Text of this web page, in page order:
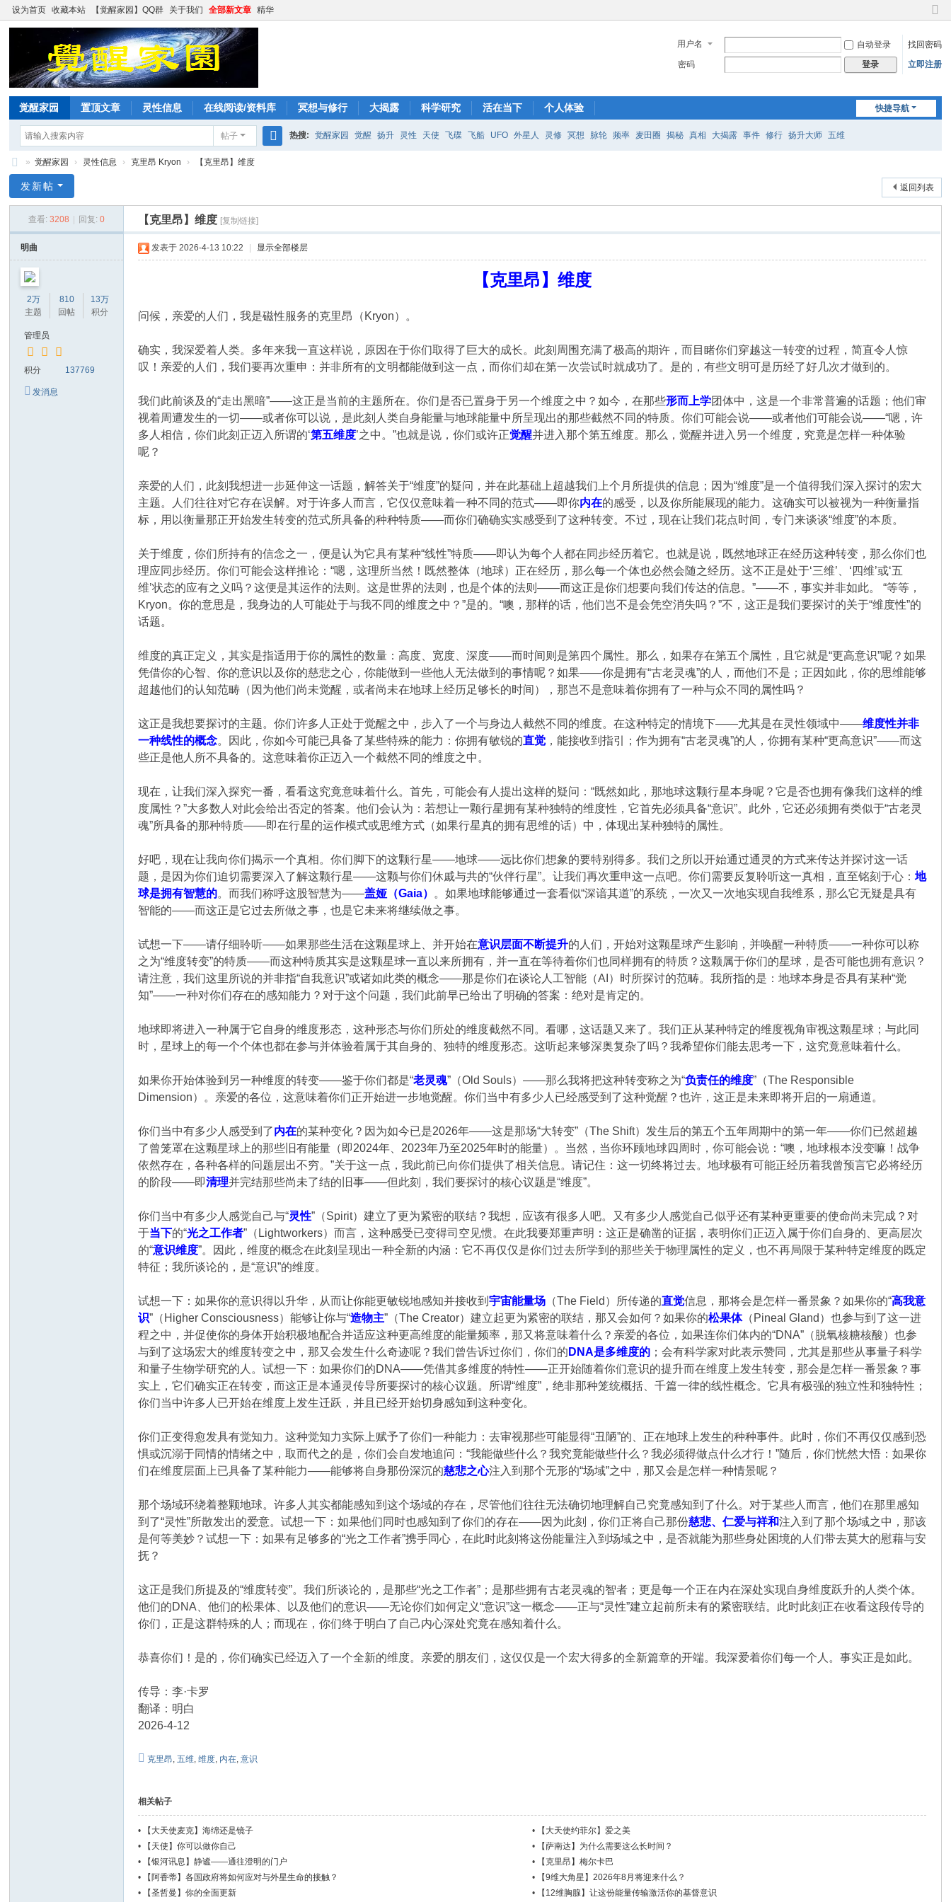
设为首页 收藏本站 【觉醒家园】QQ群 关于我们 全部新文章 精华
切
到
窄
用户名 自动登录
找回密码
密码
登录 立即注册
快捷导航
觉醒家园 置顶文章 灵性信息 在线阅读/资料库 冥想与修行 大揭露 科学研究 活在当下 个人体验
帖子 热搜: 觉醒家园 觉醒 扬升 灵性 天使 飞碟 飞船 UFO 外星人 灵修 冥想 脉轮 频率 麦田圈 揭秘 真相 大揭露 事件 修行 扬升大师 五维
醒
园
» 觉醒家园 › 灵性信息 › 克里昂 Kryon › 【克里昂】维度
返回列表
发新帖
查看: 3208 回复: 0 【克里昂】维度 [复制链接]
明曲
2万
主题
810
回帖
13万
积分
管理员
积分 137769
发消息
发表于 2026-4-13 10:22 显示全部楼层
【克里昂】维度
问候，亲爱的人们，我是磁性服务的克里昂（Kryon）。
确实，我深爱着人类。多年来我一直这样说，原因在于你们取得了巨大的成长。此刻周围充满了极高的期许，而目睹你们穿越这一转变的过程，简直令人惊
叹！亲爱的人们，我们要再次重申：并非所有的文明都能做到这一点，而你们却在第一次尝试时就成功了。是的，有些文明可是历经了好几次才做到的。
我们此前谈及的“走出黑暗”——这正是当前的主题所在。你们是否已置身于另一个维度之中？如今，在那些形而上学团体中，这是一个非常普遍的话题；他们审
视着周遭发生的一切——或者你可以说，是此刻人类自身能量与地球能量中所呈现出的那些截然不同的特质。你们可能会说——或者他们可能会说——“嗯，许
多人相信，你们此刻正迈入所谓的‘第五维度’之中。”也就是说，你们或许正觉醒并进入那个第五维度。那么，觉醒并进入另一个维度，究竟是怎样一种体验
呢？
亲爱的人们，此刻我想进一步延伸这一话题，解答关于“维度”的疑问，并在此基础上超越我们上个月所提供的信息；因为“维度”是一个值得我们深入探讨的宏大
主题。人们往往对它存在误解。对于许多人而言，它仅仅意味着一种不同的范式——即你内在的感受，以及你所能展现的能力。这确实可以被视为一种衡量指
标，用以衡量那正开始发生转变的范式所具备的种种特质——而你们确确实实感受到了这种转变。不过，现在让我们花点时间，专门来谈谈“维度”的本质。
关于维度，你们所持有的信念之一，便是认为它具有某种“线性”特质——即认为每个人都在同步经历着它。也就是说，既然地球正在经历这种转变，那么你们也
理应同步经历。你们可能会这样推论：“嗯，这理所当然！既然整体（地球）正在经历，那么每一个体也必然会随之经历。这不正是处于‘三维’、‘四维’或‘五
维’状态的应有之义吗？这便是其运作的法则。这是世界的法则，也是个体的法则——而这正是你们想要向我们传达的信息。”——不，事实并非如此。 “等等，
Kryon。你的意思是，我身边的人可能处于与我不同的维度之中？”是的。“噢，那样的话，他们岂不是会凭空消失吗？”不，这正是我们要探讨的关于“维度性”的
话题。
维度的真正定义，其实是指适用于你的属性的数量：高度、宽度、深度——而时间则是第四个属性。那么，如果存在第五个属性，且它就是“更高意识”呢？如果
凭借你的心智、你的意识以及你的慈悲之心，你能做到一些他人无法做到的事情呢？如果——你是拥有“古老灵魂”的人，而他们不是；正因如此，你的思维能够
超越他们的认知范畴（因为他们尚未觉醒，或者尚未在地球上经历足够长的时间），那岂不是意味着你拥有了一种与众不同的属性吗？
这正是我想要探讨的主题。你们许多人正处于觉醒之中，步入了一个与身边人截然不同的维度。在这种特定的情境下——尤其是在灵性领域中——维度性并非
一种线性的概念。因此，你如今可能已具备了某些特殊的能力：你拥有敏锐的直觉，能接收到指引；作为拥有“古老灵魂”的人，你拥有某种“更高意识”——而这
些正是他人所不具备的。这意味着你正迈入一个截然不同的维度之中。
现在，让我们深入探究一番，看看这究竟意味着什么。首先，可能会有人提出这样的疑问：“既然如此，那地球这颗行星本身呢？它是否也拥有像我们这样的维
度属性？”大多数人对此会给出否定的答案。他们会认为：若想让一颗行星拥有某种独特的维度性，它首先必须具备“意识”。此外，它还必须拥有类似于“古老灵
魂”所具备的那种特质——即在行星的运作模式或思维方式（如果行星真的拥有思维的话）中，体现出某种独特的属性。
好吧，现在让我向你们揭示一个真相。你们脚下的这颗行星——地球——远比你们想象的要特别得多。我们之所以开始通过通灵的方式来传达并探讨这一话
题，是因为你们迫切需要深入了解这颗行星——这颗与你们休戚与共的“伙伴行星”。让我们再次重申这一点吧。你们需要反复聆听这一真相，直至铭刻于心：地
球是拥有智慧的。而我们称呼这股智慧为——盖娅（Gaia） 。如果地球能够通过一套看似“深谙其道”的系统，一次又一次地实现自我维系，那么它无疑是具有
智能的——而这正是它过去所做之事，也是它未来将继续做之事。
试想一下——请仔细聆听——如果那些生活在这颗星球上、并开始在意识层面不断提升的人们，开始对这颗星球产生影响，并唤醒一种特质——一种你可以称
之为“维度转变”的特质——而这种特质其实是这颗星球一直以来所拥有，并一直在等待着你们也同样拥有的特质？这颗属于你们的星球，是否可能也拥有意识？
请注意，我们这里所说的并非指“自我意识”或诸如此类的概念——那是你们在谈论人工智能（AI）时所探讨的范畴。我所指的是：地球本身是否具有某种“觉
知”——一种对你们存在的感知能力？对于这个问题，我们此前早已给出了明确的答案：绝对是肯定的。
地球即将进入一种属于它自身的维度形态，这种形态与你们所处的维度截然不同。看哪，这话题又来了。我们正从某种特定的维度视角审视这颗星球；与此同
时，星球上的每一个个体也都在参与并体验着属于其自身的、独特的维度形态。这听起来够深奥复杂了吗？我希望你们能去思考一下，这究竟意味着什么。
如果你开始体验到另一种维度的转变——鉴于你们都是“老灵魂”（Old Souls）——那么我将把这种转变称之为“负责任的维度”（The Responsible
Dimension）。亲爱的各位，这意味着你们正开始进一步地觉醒。你们当中有多少人已经感受到了这种觉醒？也许，这正是未来即将开启的一扇通道。
你们当中有多少人感受到了内在的某种变化？因为如今已是2026年——这是那场“大转变”（The Shift）发生后的第五个五年周期中的第一年——你们已然超越
了曾笼罩在这颗星球上的那些旧有能量（即2024年、2023年乃至2025年时的能量）。当然，当你环顾地球四周时，你可能会说：“噢，地球根本没变嘛！战争
依然存在，各种各样的问题层出不穷。”关于这一点，我此前已向你们提供了相关信息。请记住：这一切终将过去。地球极有可能正经历着我曾预言它必将经历
的阶段——即清理并完结那些尚未了结的旧事——但此刻，我们要探讨的核心议题是“维度”。
你们当中有多少人感觉自己与“灵性”（Spirit）建立了更为紧密的联结？我想，应该有很多人吧。又有多少人感觉自己似乎还有某种更重要的使命尚未完成？对
于当下的“光之工作者”（Lightworkers）而言，这种感受已变得司空见惯。在此我要郑重声明：这正是确凿的证据，表明你们正迈入属于你们自身的、更高层次
的“意识维度”。因此，维度的概念在此刻呈现出一种全新的内涵：它不再仅仅是你们过去所学到的那些关于物理属性的定义，也不再局限于某种特定维度的既定
特征；我所谈论的，是“意识”的维度。
试想一下：如果你的意识得以升华，从而让你能更敏锐地感知并接收到宇宙能量场 （The Field）所传递的直觉信息，那将会是怎样一番景象？如果你的“高我意
识”（Higher Consciousness）能够让你与“造物主”（The Creator）建立起更为紧密的联结，那又会如何？如果你的松果体（Pineal Gland）也参与到了这一进
程之中，并促使你的身体开始积极地配合并适应这种更高维度的能量频率，那又将意味着什么？亲爱的各位，如果连你们体内的“DNA”（脱氧核糖核酸）也参
与到了这场宏大的维度转变之中，那又会发生什么奇迹呢？我们曾告诉过你们，你们的 DNA是多维度的 ；会有科学家对此表示赞同，尤其是那些从事量子科学
和量子生物学研究的人。试想一下：如果你们的DNA——凭借其多维度的特性——正开始随着你们意识的提升而在维度上发生转变，那会是怎样一番景象？事
实上，它们确实正在转变，而这正是本通灵传导所要探讨的核心议题。所谓“维度”，绝非那种笼统概括、千篇一律的线性概念。它具有极强的独立性和独特性；
你们当中许多人已开始在维度上发生迁跃，并且已经开始切身感知到这种变化。
你们正变得愈发具有觉知力。这种觉知力实际上赋予了你们一种能力：去审视那些可能显得“丑陋”的、正在地球上发生的种种事件。此时，你们不再仅仅感到恐
惧或沉溺于同情的情绪之中，取而代之的是，你们会自发地追问：“我能做些什么？我究竟能做些什么？我必须得做点什么才行！”随后，你们恍然大悟：如果你
们在维度层面上已具备了某种能力——能够将自身那份深沉的慈悲之心注入到那个无形的“场域”之中，那又会是怎样一种情景呢？
那个场域环绕着整颗地球。许多人其实都能感知到这个场域的存在，尽管他们往往无法确切地理解自己究竟感知到了什么。对于某些人而言，他们在那里感知
到了“灵性”所散发出的爱意。试想一下：如果他们同时也感知到了你们的存在——因为此刻，你们正将自己那份慈悲、仁爱与祥和注入到了那个场域之中，那该
是何等美妙？试想一下：如果有足够多的“光之工作者”携手同心，在此时此刻将这份能量注入到场域之中，是否就能为那些身处困境的人们带去莫大的慰藉与安
抚？
这正是我们所提及的“维度转变”。我们所谈论的，是那些“光之工作者”；是那些拥有古老灵魂的智者；更是每一个正在内在深处实现自身维度跃升的人类个体。
他们的DNA、他们的松果体、以及他们的意识——无论你们如何定义“意识”这一概念——正与“灵性”建立起前所未有的紧密联结。此时此刻正在收看这段传导的
你们，正是这群特殊的人；而现在，你们终于明白了自己内心深处究竟在感知着什么。
恭喜你们！是的，你们确实已经迈入了一个全新的维度。亲爱的朋友们，这仅仅是一个宏大得多的全新篇章的开端。我深爱着你们每一个人。事实正是如此。
传导：李·卡罗
翻译：明白
2026-4-12
克里昂,五维,维度, 内在,意识
相关帖子
• 【大天使麦克】海绵还是镜子 •
【大天使约菲尔】爱之美
•
【天使】你可以做你自己 •
【萨南达】为什么需要这么长时间？
•
【银河讯息】静谧——通往澄明的门户 •
【克里昂】梅尔卡巴
•
【阿香蒂】各国政府将如何应对与外星生命的接触？ •
【9维大角星】2026年8月将迎来什么？
•
【圣哲曼】你的全面更新 • 【12维胸腺】让这份能量传输激活你的基督意识